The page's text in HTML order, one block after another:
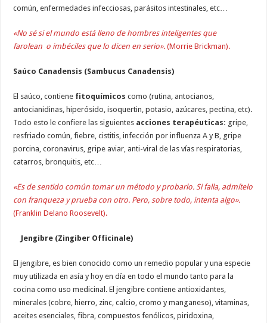
común, enfermedades infecciosas, parásitos intestinales, etc…
«No sé si el mundo está lleno de hombres inteligentes que
farolean o imbéciles que lo dicen en serio».(Morrie Brickman).
Saúco Canadensis (Sambucus Canadensis)
El saúco, contiene fitoquímicos como (rutina, antocianos,
antocianidinas, hiperósido, isoquertin, potasio, azúcares, pectina, etc).
Todo esto le confiere las siguientes acciones terapéuticas: gripe,
resfriado común, fiebre, cistitis, infección por influenza A y B, gripe
porcina, coronavirus, gripe aviar, anti-viral de las vías respiratorias,
catarros, bronquitis, etc…
«Es de sentido común tomar un método y probarlo. Si falla, admítelo
con franqueza y prueba con otro. Pero, sobre todo, intenta algo».
(Franklin Delano Roosevelt).
Jengibre (Zingiber Officinale)
El jengibre, es bien conocido como un remedio popular y una especie
muy utilizada en asía y hoy en día en todo el mundo tanto para la
cocina como uso medicinal. El jengibre contiene antioxidantes,
minerales (cobre, hierro, zinc, calcio, cromo y manganeso), vitaminas,
aceites esenciales, fibra, compuestos fenólicos, piridoxina,